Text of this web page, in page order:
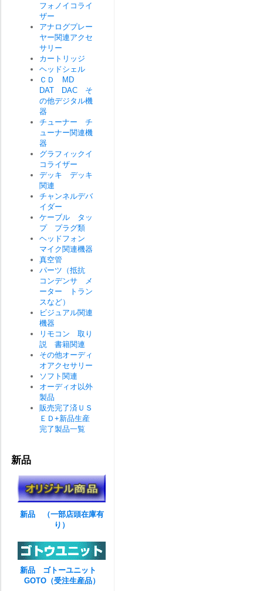
フォノイコライ
ザー
アナログプレー
ヤー関連アクセ
サリー
カートリッジ
ヘッドシェル
ＣＤ MD
DAT DAC そ
の他デジタル機
器
チューナー チ
ューナー関連機
器
グラフィックイ
コライザー
デッキ デッキ
関連
チャンネルデバ
イダー
ケーブル タッ
プ プラグ類
ヘッドフォン
マイク関連機器
真空管
パーツ（抵抗
コンデンサ メ
ーター トラン
スなど）
ビジュアル関連
機器
リモコン 取り
説 書籍関連
その他オーディ
オアクセサリー
ソフト関連
オーディオ以外
製品
販売完了済ＵＳ
ＥＤ+新品生産
完了製品一覧
新品
新品 （一部店頭在庫有
り）
新品 ゴトーユニット
GOTO（受注生産品）